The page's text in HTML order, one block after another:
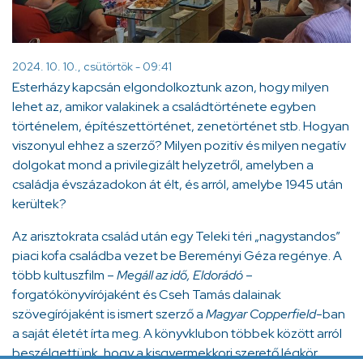
2024. 10. 10., csütörtök - 09:41
Esterházy kapcsán elgondolkoztunk azon, hogy milyen
lehet az, amikor valakinek a családtörténete egyben
történelem, építészettörténet, zenetörténet stb. Hogyan
viszonyul ehhez a szerző? Milyen pozitív és milyen negatív
dolgokat mond a privilegizált helyzetről, amelyben a
családja évszázadokon át élt, és arról, amelybe 1945 után
kerültek?
Az arisztokrata család után egy Teleki téri „nagystandos”
piaci kofa családba vezet be Bereményi Géza regénye. A
több kultuszfilm –Megáll az idő, Eldorádó–
forgatókönyvírójaként és Cseh Tamás dalainak
szövegírójaként is ismert szerző aMagyar Copperfield-ban
a saját életét írta meg. A könyvklubon többek között arról
beszélgettünk, hogy a kisgyermekkori szerető légkör,